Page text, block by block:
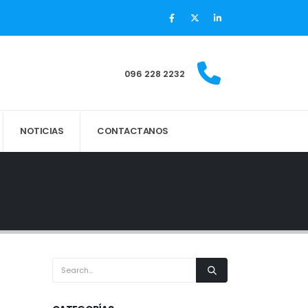
096 228 2232
NOTICIAS CONTACTANOS